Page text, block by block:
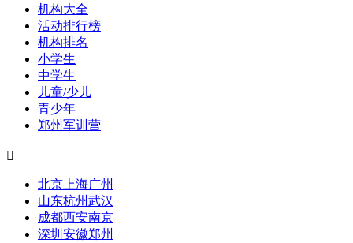
机构大全
活动排行榜
机构排名
小学生
中学生
儿童/少儿
青少年
郑州军训营

北京 上海广州
山东杭州武汉
成都西安南京
深圳 安徽郑州